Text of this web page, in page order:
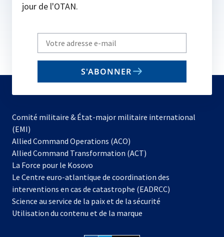
jour de l'OTAN.
Write
your
email
S'ABONNER
Comité militaire & État-major militaire international
(EMI)
Allied Command Operations (ACO)
dans
nouvel
onglet
Allied Command Transformation (ACT)
La Force pour le Kosovo
dans
un
nouvel
onglet
Le Centre euro-atlantique de coordination des
interventions en cas de catastrophe (EADRCC)
Science au service de la paix et de la sécurité
Utilisation du contenu et de la marque